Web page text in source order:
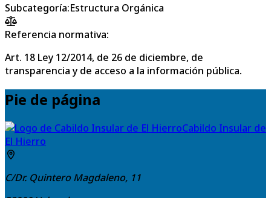
Subcategoría:Estructura Orgánica
Referencia normativa:
Art. 18 Ley 12/2014, de 26 de diciembre, de
transparencia y de acceso a la información pública.
Pie de página
Cabildo Insular de
El Hierro
C/Dr. Quintero Magdaleno, 11